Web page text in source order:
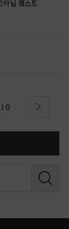
님 퀘스트
10 next
검